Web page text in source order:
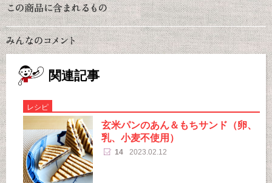
関連記事
レシピ
玄米パンのあん＆もちサンド（卵、
乳、小麦不使用）
14 2023.02.12